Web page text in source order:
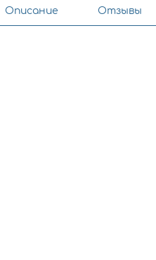
Описание Отзывы